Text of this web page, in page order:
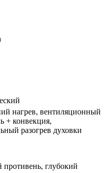
нагрев, вентиляционный
+ конвекция,
разогрев духовки
противень, глубокий